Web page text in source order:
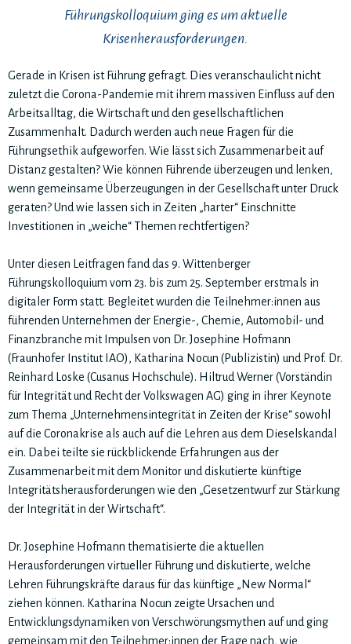
Führungskolloquium ging es um aktuelle
Krisenherausforderungen.
Gerade in Krisen ist Führung gefragt. Dies veranschaulicht nicht
zuletzt die Corona-Pandemie mit ihrem massiven Einfluss auf den
Arbeitsalltag, die Wirtschaft und den gesellschaftlichen
Zusammenhalt. Dadurch werden auch neue Fragen für die
Führungsethik aufgeworfen. Wie lässt sich Zusammenarbeit auf
Distanz gestalten? Wie können Führende überzeugen und lenken,
wenn gemeinsame Überzeugungen in der Gesellschaft unter Druck
geraten? Und wie lassen sich in Zeiten „harter“ Einschnitte
Investitionen in „weiche“ Themen rechtfertigen?
Unter diesen Leitfragen fand das 9. Wittenberger
Führungskolloquium vom 23. bis zum 25. September erstmals in
digitaler Form statt. Begleitet wurden die Teilnehmer:innen aus
führenden Unternehmen der Energie-, Chemie, Automobil- und
Finanzbranche mit Impulsen von Dr. Josephine Hofmann
(Fraunhofer Institut IAO), Katharina Nocun (Publizistin) und Prof. Dr.
Reinhard Loske (Cusanus Hochschule). Hiltrud Werner (Vorständin
für Integrität und Recht der Volkswagen AG) ging in ihrer Keynote
zum Thema „Unternehmensintegrität in Zeiten der Krise“ sowohl
auf die Coronakrise als auch auf die Lehren aus dem Dieselskandal
ein. Dabei teilte sie rückblickende Erfahrungen aus der
Zusammenarbeit mit dem Monitor und diskutierte künftige
Integritätsherausforderungen wie den „Gesetzentwurf zur Stärkung
der Integrität in der Wirtschaft“.
Dr. Josephine Hofmann thematisierte die aktuellen
Herausforderungen virtueller Führung und diskutierte, welche
Lehren Führungskräfte daraus für das künftige „New Normal“
ziehen können. Katharina Nocun zeigte Ursachen und
Entwicklungsdynamiken von Verschwörungsmythen auf und ging
gemeinsam mit den Teilnehmer:innen der Frage nach, wie